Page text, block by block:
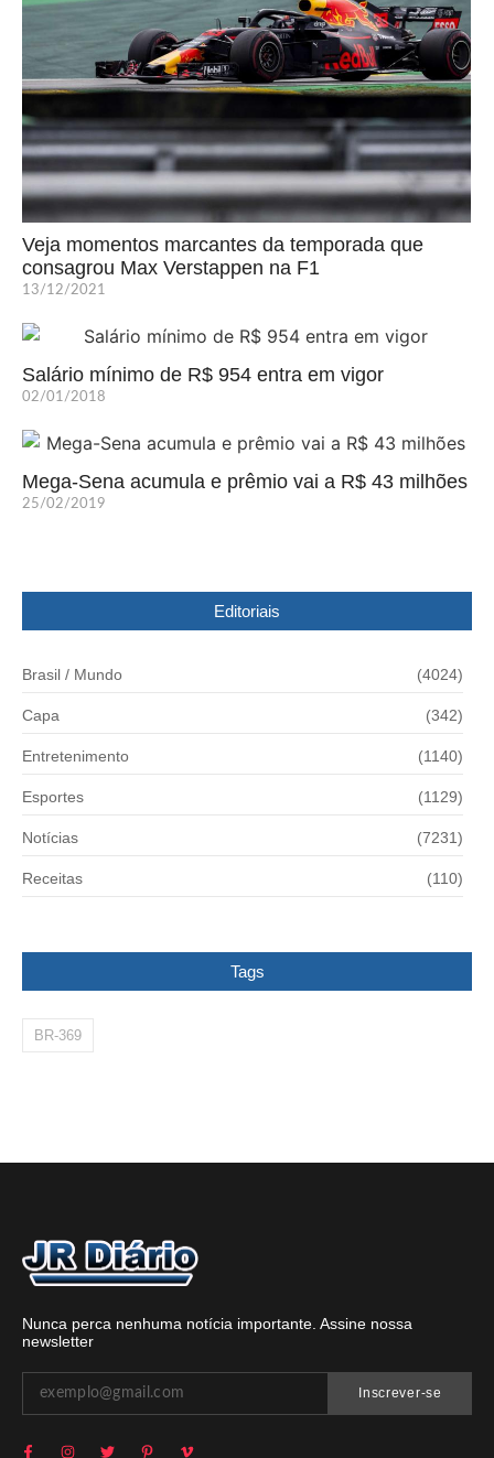
Veja momentos marcantes da temporada que
consagrou Max Verstappen na F1
13/12/2021
Salário mínimo de R$ 954 entra em vigor
02/01/2018
Mega-Sena acumula e prêmio vai a R$ 43 milhões
25/02/2019
Editoriais
Brasil / Mundo (4024)
Capa (342)
Entretenimento (1140)
Esportes (1129)
Notícias (7231)
Receitas (110)
Tags
BR-369
Nunca perca nenhuma notícia importante. Assine nossa
newsletter
Inscrever-se